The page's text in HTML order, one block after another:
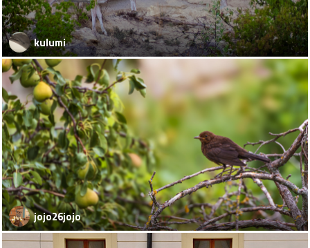
kulumi
jojo26jojo